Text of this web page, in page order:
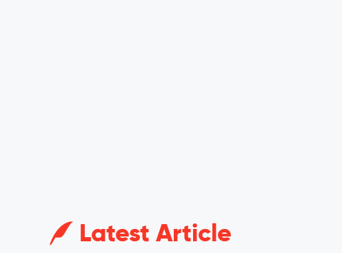
Latest Article